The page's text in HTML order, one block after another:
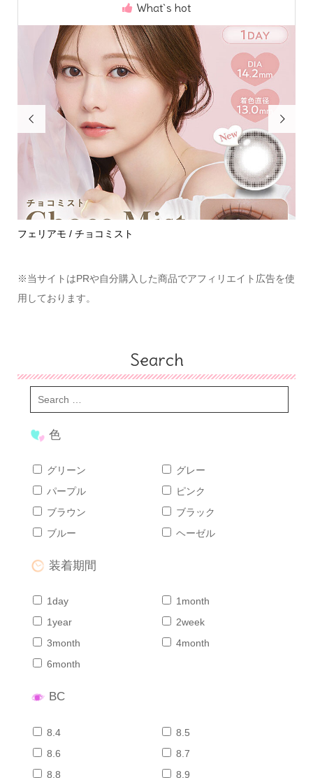
What`s hot

ハイディ / ニュートラルオーラ

※当サイトはPRや自分購入した商品でアフィリエイト広告を使
用しております。
Search
色
グリーン
グレー
パープル
ピンク
ブラウン
ブラック
ブルー
ヘーゼル
装着期間
1day
1month
1year
2week
3month
4month
6month
BC
8.4
8.5
8.6
8.7
8.8
8.9